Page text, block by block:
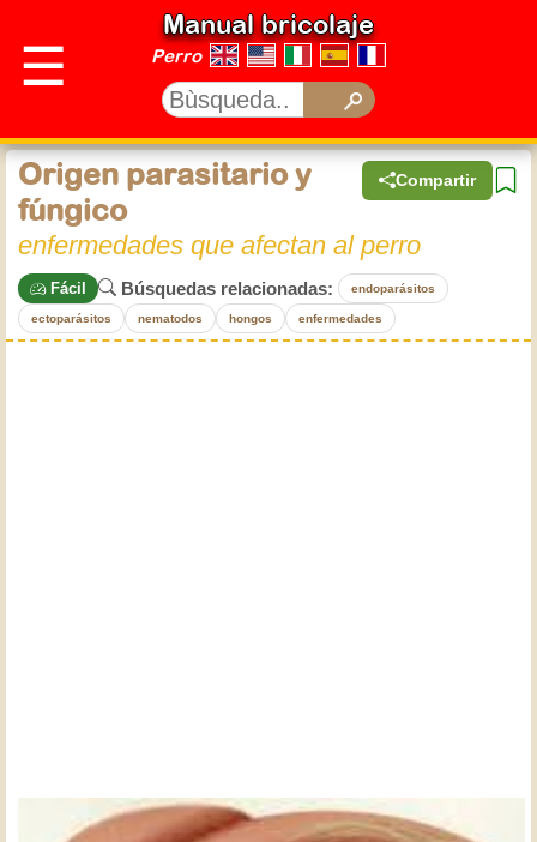
☰
Manual bricolaje
Perro
Compartir
Origen parasitario y
fúngico
enfermedades que afectan al perro
Fácil Búsquedas relacionadas: endoparásitos
ectoparásitos nematodos hongos enfermedades